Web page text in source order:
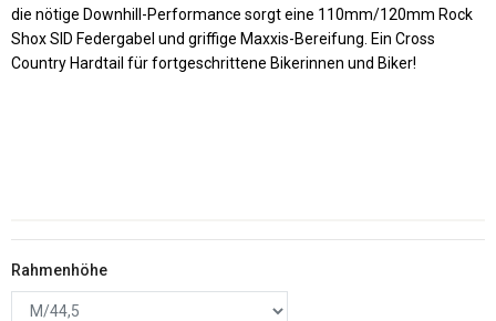
die nötige Downhill-Performance sorgt eine 110mm/120mm Rock
Shox SID Federgabel und griffige Maxxis-Bereifung. Ein Cross
Country Hardtail für fortgeschrittene Bikerinnen und Biker!
Rahmenhöhe